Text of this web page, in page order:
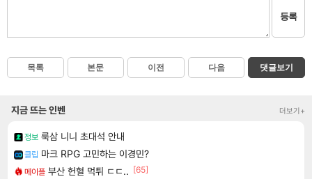
등록
목록 본문 이전 다음 댓글보기
지금 뜨는 인벤 더보기+
정보 룩삼 니니 초대석 안내
클립 마크 RPG 고민하는 이경민?
메이플 부산 헌혈 먹튀 ㄷㄷ.. [65]